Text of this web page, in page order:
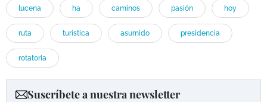
lucena ha caminos pasión hoy
ruta turística asumido presidencia
rotatoria
Suscríbete a nuestra newsletter